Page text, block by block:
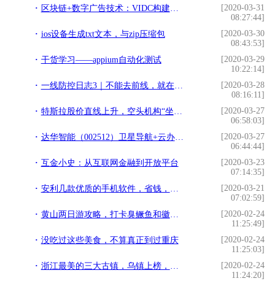
区块链+数字广告技术：VIDC构建新的广告体验
[2020-03-31
08:27:44]
ios设备生成txt文本，与zip压缩包
[2020-03-30
08:43:53]
干货学习——appium自动化测试
[2020-03-29
10:22:14]
一线防控日志3｜不能去前线，就在互联网上助一臂之力
[2020-03-28
08:16:11]
特斯拉股价直线上升，空头机构“坐不住了”
[2020-03-27
06:58:03]
达华智能（002512）卫星导航+云办公+在线教育概念潜力牛股
[2020-03-27
06:44:44]
互金小史：从互联网金融到开放平台
[2020-03-23
07:14:35]
安利几款优质的手机软件，省钱，娱乐，学习，应有尽有
[2020-03-21
07:02:59]
黄山两日游攻略，打卡臭鳜鱼和徽派古镇
[2020-02-24
11:25:49]
没吃过这些美食，不算真正到过重庆
[2020-02-24
11:25:03]
浙江最美的三大古镇，乌镇上榜，去过两个算优秀，几乎没人都去过
[2020-02-24
11:24:20]